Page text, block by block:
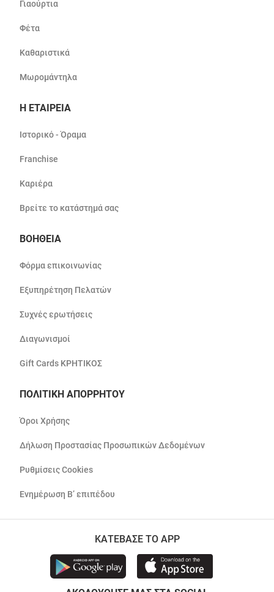
Γιαούρτια
Φέτα
Καθαριστικά
Μωρομάντηλα
Η ΕΤΑΙΡΕΙΑ
Ιστορικό - Όραμα
Franchise
Καριέρα
Βρείτε το κατάστημά σας
ΒΟΗΘΕΙΑ
Φόρμα επικοινωνίας
Εξυπηρέτηση Πελατών
Συχνές ερωτήσεις
Διαγωνισμοί
Gift Cards ΚΡΗΤΙΚΟΣ
ΠΟΛΙΤΙΚΗ ΑΠΟΡΡΗΤΟΥ
Όροι Χρήσης
Δήλωση Προστασίας Προσωπικών Δεδομένων
Ρυθμίσεις Cookies
Ενημέρωση Β’ επιπέδου
ΚΑΤΕΒΑΣΕ ΤΟ APP